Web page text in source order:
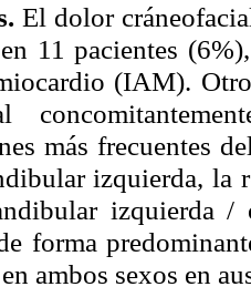
El dolor
11 pacientes
(IAM).
más frecuentes
izquierda, la
izquierda
forma
ambos sexos en